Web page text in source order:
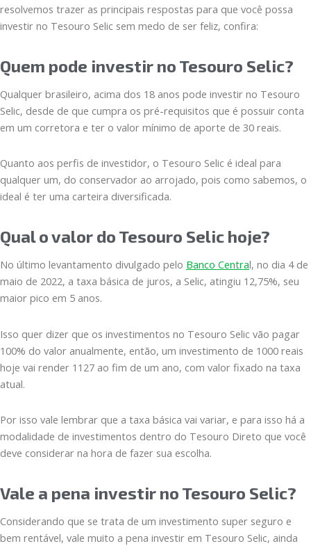
resolvemos trazer as principais respostas para que você possa
investir no Tesouro Selic sem medo de ser feliz, confira:
Quem pode investir no Tesouro Selic?
Qualquer brasileiro, acima dos 18 anos pode investir no Tesouro
Selic, desde de que cumpra os pré-requisitos que é possuir conta
em um corretora e ter o valor mínimo de aporte de 30 reais.
Quanto aos perfis de investidor, o Tesouro Selic é ideal para
qualquer um, do conservador ao arrojado, pois como sabemos, o
ideal é ter uma carteira diversificada.
Qual o valor do Tesouro Selic hoje?
No último levantamento divulgado pelo Banco Central, no dia 4 de
maio de 2022, a taxa básica de juros, a Selic, atingiu 12,75%, seu
maior pico em 5 anos.
Isso quer dizer que os investimentos no Tesouro Selic vão pagar
100% do valor anualmente, então, um investimento de 1000 reais
hoje vai render 1127 ao fim de um ano, com valor fixado na taxa
atual.
Por isso vale lembrar que a taxa básica vai variar, e para isso há a
modalidade de investimentos dentro do Tesouro Direto que você
deve considerar na hora de fazer sua escolha.
Vale a pena investir no Tesouro Selic?
Considerando que se trata de um investimento super seguro e
bem rentável, vale muito a pena investir em Tesouro Selic, ainda